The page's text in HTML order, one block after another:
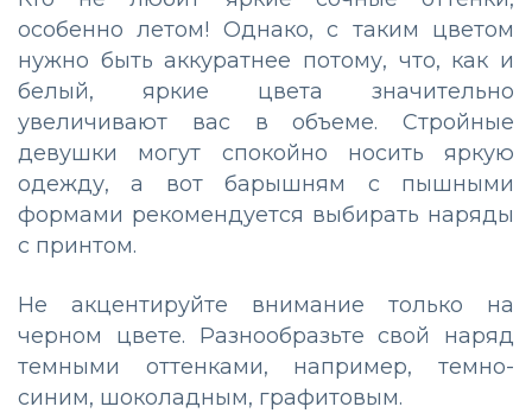
особенно летом! Однако, с таким цветом
нужно быть аккуратнее потому, что, как и
белый, яркие цвета значительно
увеличивают вас в объеме. Стройные
девушки могут спокойно носить яркую
одежду, а вот барышням с пышными
формами рекомендуется выбирать наряды
с принтом.
Не акцентируйте внимание только на
черном цвете. Разнообразьте свой наряд
темными оттенками, например, темно-
синим, шоколадным, графитовым.